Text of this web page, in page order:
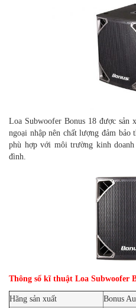
Loa Subwoofer Bonus 18 được sản
ngoại nhập nên chất lượng đảm
phù hợp với môi trường kinh
đình.
Thông số kĩ thuật Loa Subwoofer
Hãng sản xuất Bonus